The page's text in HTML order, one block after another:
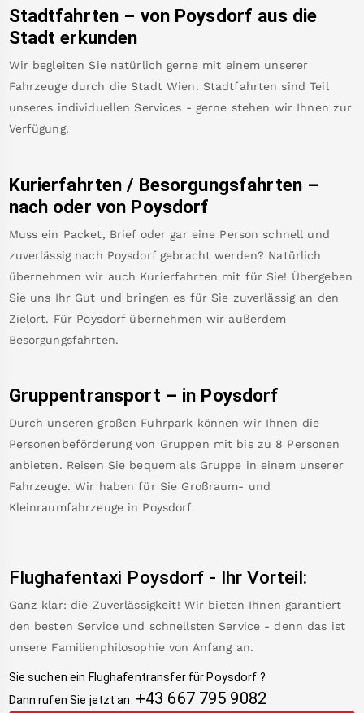
Stadtfahrten – von Poysdorf aus die
Stadt erkunden
Wir begleiten Sie natürlich gerne mit einem unserer
Fahrzeuge durch die Stadt Wien. Stadtfahrten sind Teil
unseres individuellen Services - gerne stehen wir Ihnen zur
Verfügung.
Kurierfahrten / Besorgungsfahrten –
nach oder von Poysdorf
Muss ein Packet, Brief oder gar eine Person schnell und
zuverlässig nach Poysdorf gebracht werden? Natürlich
übernehmen wir auch Kurierfahrten mit für Sie! Übergeben
Sie uns Ihr Gut und bringen es für Sie zuverlässig an den
Zielort. Für Poysdorf übernehmen wir außerdem
Besorgungsfahrten.
Gruppentransport – in Poysdorf
Durch unseren großen Fuhrpark können wir Ihnen die
Personenbeförderung von Gruppen mit bis zu 8 Personen
anbieten. Reisen Sie bequem als Gruppe in einem unserer
Fahrzeuge. Wir haben für Sie Großraum- und
Kleinraumfahrzeuge in Poysdorf.
Flughafentaxi Poysdorf - Ihr Vorteil:
Ganz klar: die Zuverlässigkeit! Wir bieten Ihnen garantiert
den besten Service und schnellsten Service - denn das ist
unsere Familienphilosophie von Anfang an.
Sie suchen ein Flughafentransfer für Poysdorf ?
Dann rufen Sie jetzt an: +43 667 795 9082